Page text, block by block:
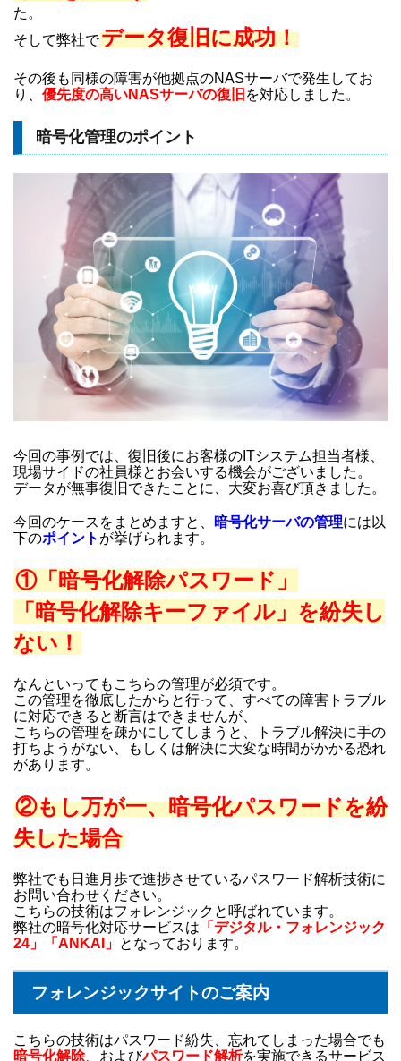
た。
そして弊社でデータ復旧に成功！
その後も同様の障害が他拠点のNASサーバで発生してお
り、 優先度の高いNASサーバの復旧 を対応しました。
暗号化管理のポイント
今回の事例では、復旧後にお客様のITシステム担当者様、
現場サイドの社員様とお会いする機会がございました。
データが無事復旧できたことに、大変お喜び頂きました。
今回のケースをまとめますと、 暗号化サーバの管理には以
下のポイント が挙げられます。
①「暗号化解除パスワード」
「暗号化解除キーファイル」を紛失し
ない！
なんといってもこちらの管理が必須です。
この管理を徹底したからと行って、すべての障害トラブル
に対応できると断言はできませんが、
こちらの管理を疎かにしてしまうと、トラブル解決に手の
打ちようがない、もしくは解決に大変な時間がかかる恐れ
があります。
②もし万が一、暗号化パスワードを紛
失した場合
弊社でも日進月歩で進捗させているパスワード解析技術に
お問い合わせください。
こちらの技術はフォレンジックと呼ばれています。
弊社の暗号化対応サービスは 「デジタル・フォレンジック
24」「ANKAI」 となっております。
フォレンジックサイトのご案内
こちらの技術はパスワード紛失、忘れてしまった場合でも
暗号化解除、およびパスワード解析を実施できるサービス